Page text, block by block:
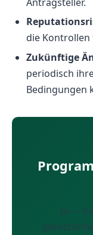
die Kontrollen
Zukünftige
periodisch
Bedingungen
Ja —